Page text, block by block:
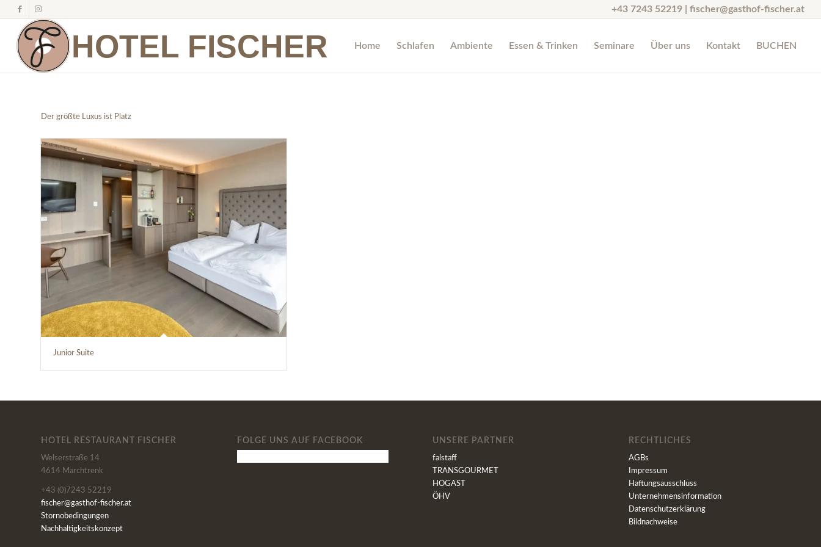
+43 7243 52219 |fischer@gasthof-fischer.at
Home Schlafen Ambiente Essen & Trinken Seminare Über uns Kontakt BUCHEN
HOTEL FISCHER
Der größte Luxus ist Platz
Junior Suite
HOTEL RESTAURANT FISCHER
Welserstraße 14
4614 Marchtrenk
+43 (0)7243 52219
fischer@gasthof-fischer.at
Stornobedingungen
Nachhaltigkeitskonzept
FOLGE UNS AUF FACEBOOK UNSERE PARTNER
falstaff
TRANSGOURMET
HOGAST
ÖHV
RECHTLICHES
AGBs
Impressum
Haftungsausschluss
Unternehmensinformation
Datenschutzerklärung
Bildnachweise